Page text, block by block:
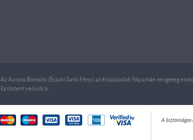
Az Aurora Borealis (Északi Sarki Fény) az évszázadok folyamán rengeteg
Ez törtent velünk is...
A